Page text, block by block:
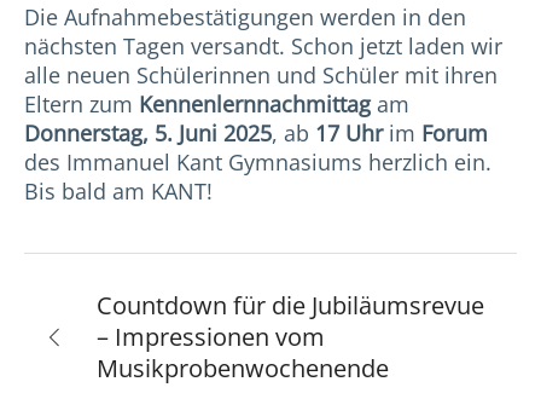
Die Aufnahmebestätigungen werden in den
nächsten Tagen versandt. Schon jetzt laden wir
alle neuen Schülerinnen und Schüler mit ihren
Eltern zum Kennenlernnachmittagam
Donnerstag, 5. Juni 2025, ab 17 Uhrim Forum
des Immanuel Kant Gymnasiums herzlich ein.
Bis bald am KANT!
Countdown für die Jubiläumsrevue
– Impressionen vom
Musikprobenwochenende